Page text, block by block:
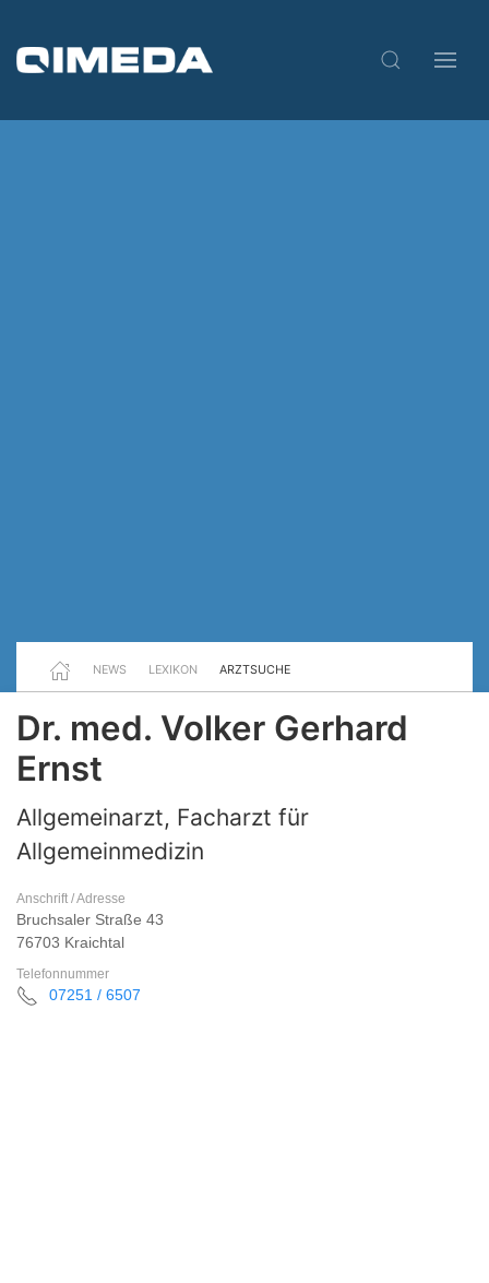
NEWS LEXIKON ARZTSUCHE
Dr. med. Volker Gerhard
Ernst
Allgemeinarzt, Facharzt für
Allgemeinmedizin
Anschrift / Adresse
Bruchsaler Straße 43
76703 Kraichtal
Telefonnummer
07251 / 6507